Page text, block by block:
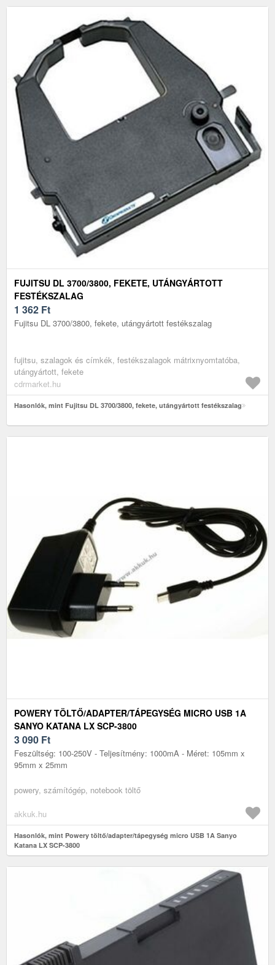
FUJITSU DL 3700/3800, FEKETE, UTÁNGYÁRTOTT
FESTÉKSZALAG
1 362 Ft
Fujitsu DL 3700/3800, fekete, utángyártott festékszalag
fujitsu, szalagok és címkék, festékszalagok mátrixnyomtatóba,
utángyártott, fekete
cdrmarket.hu
Hasonlók, mint Fujitsu DL 3700/3800, fekete, utángyártott festékszalag
POWERY TÖLTŐ/ADAPTER/TÁPEGYSÉG MICRO USB 1A
SANYO KATANA LX SCP-3800
3 090 Ft
Feszültség: 100-250V - Teljesítmény: 1000mA - Méret: 105mm x
95mm x 25mm
powery, számítógép, notebook töltő
akkuk.hu
Hasonlók, mint Powery töltő/adapter/tápegység micro USB 1A Sanyo
Katana LX SCP-3800